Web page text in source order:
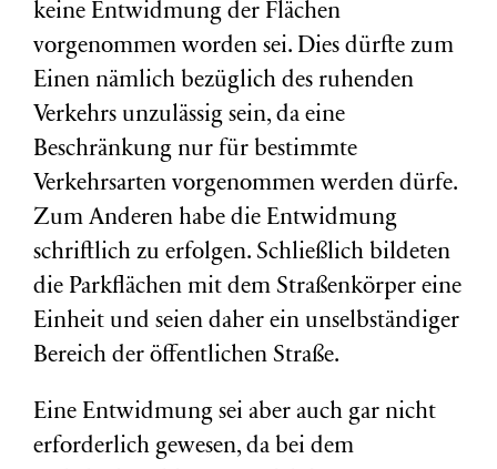
keine Entwidmung der Flächen
vorgenommen worden sei. Dies dürfte zum
Einen nämlich bezüglich des ruhenden
Verkehrs unzulässig sein, da eine
Beschränkung nur für bestimmte
Verkehrsarten vorgenommen werden dürfe.
Zum Anderen habe die Entwidmung
schriftlich zu erfolgen. Schließlich bildeten
die Parkflächen mit dem Straßenkörper eine
Einheit und seien daher ein unselbständiger
Bereich der öffentlichen Straße.
Eine Entwidmung sei aber auch gar nicht
erforderlich gewesen, da bei dem